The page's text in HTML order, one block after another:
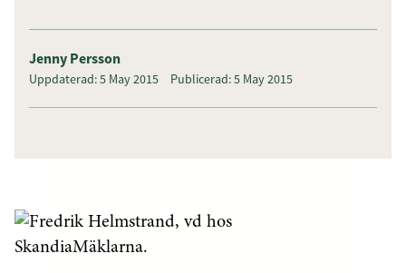
Jenny Persson
Uppdaterad: 5 May 2015 Publicerad: 5 May 2015